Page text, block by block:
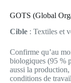
GOTS (Global
Cible : Textiles et
Confirme qu’au
biologiques (95 %
aussi la
conditions de